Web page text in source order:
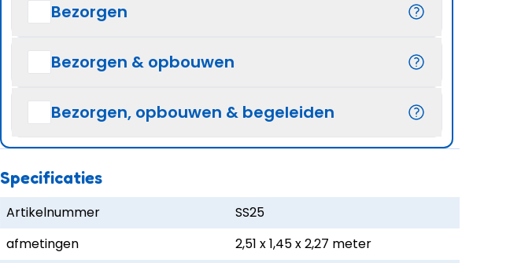
Bezorgen
Bezorgen & opbouwen
Bezorgen, opbouwen & begeleiden
Specificaties
Artikelnummer
SS25
afmetingen
2,51 x 1,45 x 2,27 meter